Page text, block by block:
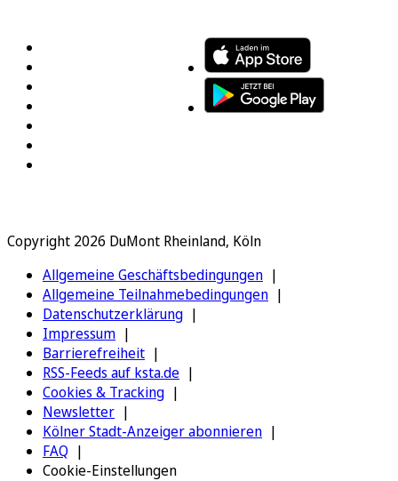
Copyright 2026 DuMont Rheinland, Köln
Allgemeine Geschäftsbedingungen
Allgemeine Teilnahmebedingungen
Datenschutzerklärung
Impressum
Barrierefreiheit
RSS-Feeds auf ksta.de
Cookies & Tracking
Newsletter
Kölner Stadt-Anzeiger abonnieren
FAQ
Cookie-Einstellungen